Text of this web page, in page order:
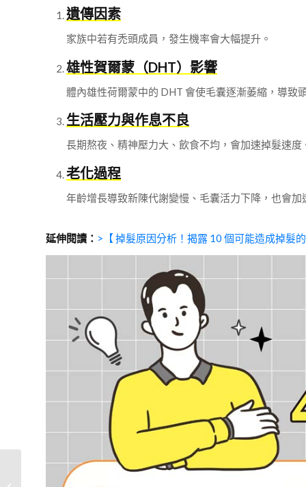
遺傳因素
家族中若有禿頭成員，發生機率會大幅提升。
雄性賀爾蒙（DHT）影響
體內雄性荷爾蒙中的 DHT 會使毛囊逐漸萎縮，導致
生活壓力與作息不良
長期熬夜、精神壓力大、飲食不均，會加速掉髮速度
老化過程
年齡增長導致新陳代謝變慢、毛囊活力下降，也會加
延伸閱讀： >【 掉髮原因分析！揭露 10 個可能造成掉髮
產後落髮多久好？媽咪